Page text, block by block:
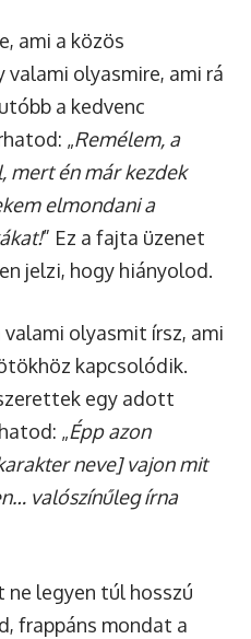
ami a közös
valami olyasmire, ami rá
a kedvenc
„Remélem, a
mert én már kezdek
elmondani a
” Ez a fajta üzenet
jelzi, hogy hiányolod.
olyasmit írsz, ami
kapcsolódik.
egy adott
„Épp azon
neve] vajon mit
valószínűleg írna
ne legyen túl hosszú
frappáns mondat a